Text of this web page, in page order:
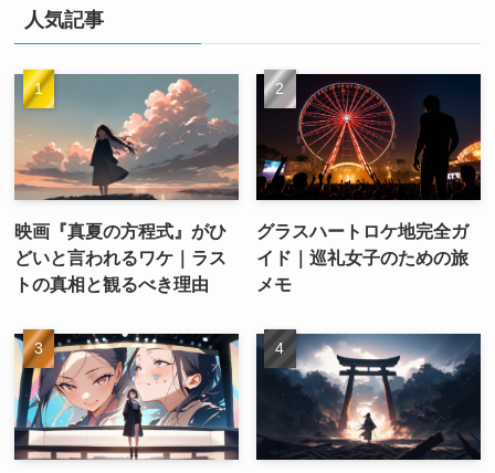
人気記事
映画『真夏の方程式』がひ
どいと言われるワケ｜ラス
トの真相と観るべき理由
グラスハートロケ地完全ガ
イド｜巡礼女子のための旅
メモ